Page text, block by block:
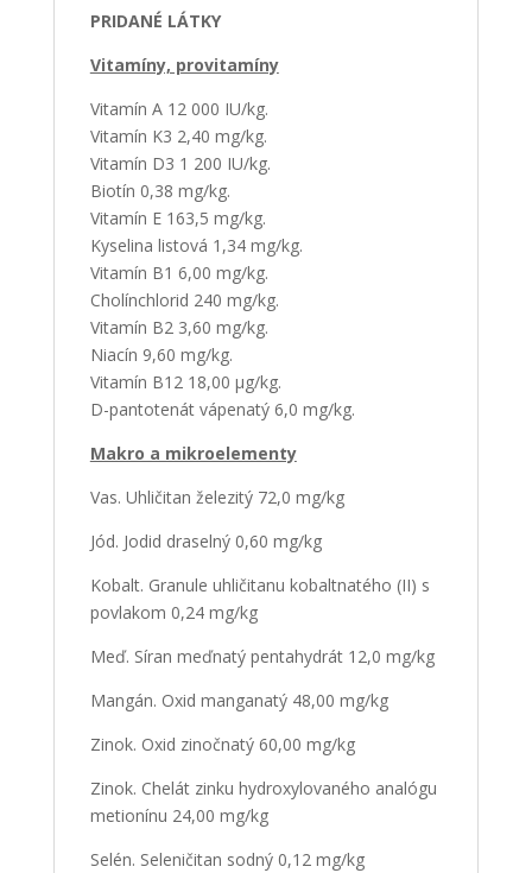
PRIDANÉ LÁTKY
Vitamíny, provitamíny
Vitamín A 12 000 IU/kg.
Vitamín K3 2,40 mg/kg.
Vitamín D3 1 200 IU/kg.
Biotín 0,38 mg/kg.
Vitamín E 163,5 mg/kg.
Kyselina listová 1,34 mg/kg.
Vitamín B1 6,00 mg/kg.
Cholínchlorid 240 mg/kg.
Vitamín B2 3,60 mg/kg.
Niacín 9,60 mg/kg.
Vitamín B12 18,00 µg/kg.
D-pantotenát vápenatý 6,0 mg/kg.
Makro a mikroelementy
Vas. Uhličitan železitý 72,0 mg/kg
Jód. Jodid draselný 0,60 mg/kg
Kobalt. Granule uhličitanu kobaltnatého (II) s
povlakom 0,24 mg/kg
Meď. Síran meďnatý pentahydrát 12,0 mg/kg
Mangán. Oxid manganatý 48,00 mg/kg
Zinok. Oxid zinočnatý 60,00 mg/kg
Zinok. Chelát zinku hydroxylovaného analógu
metionínu 24,00 mg/kg
Selén. Seleničitan sodný 0,12 mg/kg